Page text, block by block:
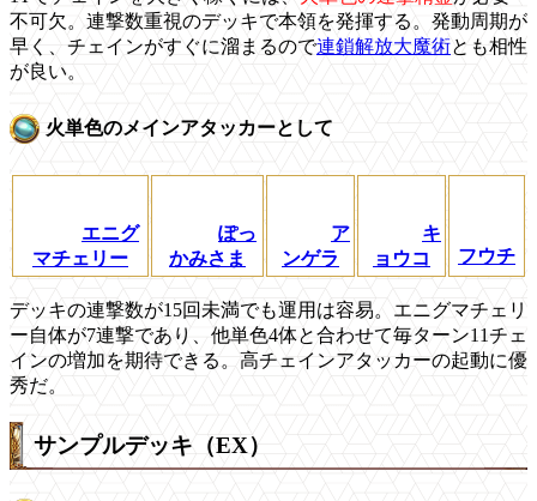
不可欠。連撃数重視のデッキで本領を発揮する。発動周期が
早く、チェインがすぐに溜まるので連鎖解放大魔術とも相性
が良い。
火単色のメインアタッカーとして
エニグ
マチェリー
ぽっ
かみさま
ア
ンゲラ
キ
ョウコ
フウチ
デッキの連撃数が15回未満でも運用は容易。エニグマチェリ
ー自体が7連撃であり、他単色4体と合わせて毎ターン11チェ
インの増加を期待できる。高チェインアタッカーの起動に優
秀だ。
サンプルデッキ（EX）